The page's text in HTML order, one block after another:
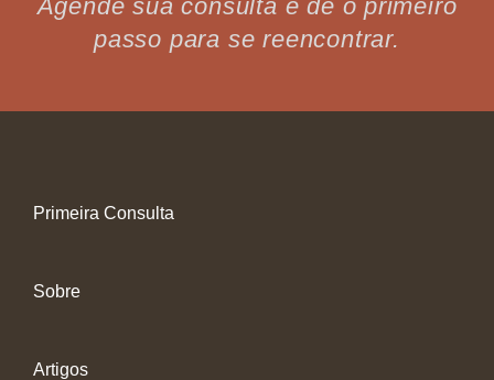
Agende sua consulta e dê o primeiro
passo para se reencontrar.
Primeira Consulta
Sobre
Artigos